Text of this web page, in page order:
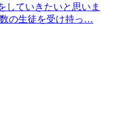
していきたいと思いま
の生徒を受け持っ…